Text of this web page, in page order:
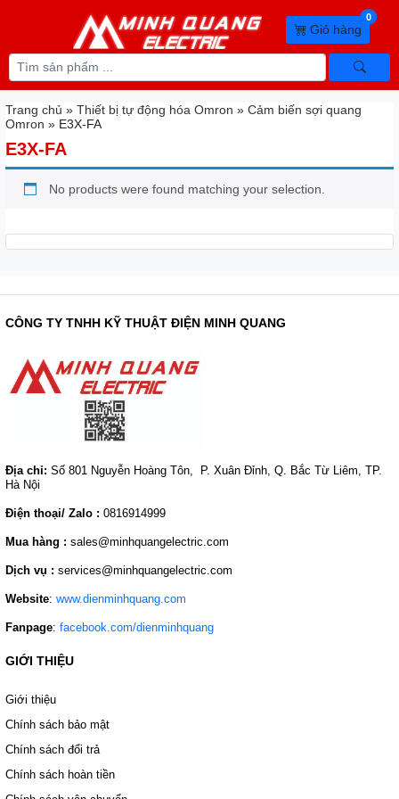
Giỏ hàng
0
Trang chủ » Thiết bị tự động hóa Omron » Cảm biến sợi quang
Omron » E3X-FA
E3X-FA
No products were found matching your selection.
CÔNG TY TNHH KỸ THUẬT ĐIỆN MINH QUANG
Địa chỉ: Số 801 Nguyễn Hoàng Tôn, P. Xuân Đỉnh, Q. Bắc Từ Liêm, TP.
Hà Nội
Điện thoại/ Zalo : 0816914999
Mua hàng : sales@minhquangelectric.com
Dịch vụ : services@minhquangelectric.com
Website: www.dienminhquang.com
Fanpage: facebook.com/dienminhquang
GIỚI THIỆU
Giới thiệu
Chính sách bảo mật
Chính sách đổi trả
Chính sách hoàn tiền